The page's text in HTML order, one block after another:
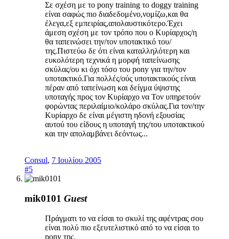
Σε σχέση με το pony training το doggy training
είναι σαφώς πιο διαδεδομένο,νομίζω,και θα
έλεγα,εξ εμπειρίας,απολαυστικότερο.Έχει
άμεση σχέση με τον τρόπο που ο Κυρίαρχος/η
θα ταπεινώσει την/τον υποτακτικό του/
της.Πιστεύω δε ότι είναι καταλληλότερη και
ευκολότερη τεχνικά η μορφή ταπείνωσης
σκύλας/ου κι όχι τόσο του pony για την/τον
υποτακτικό.Για πολλές/ούς υποτακτικούς είναι
πέραν από ταπείνωση και δείγμα ύψιστης
υποταγής προς τον Κυρίαρχο να Τον υπηρετούν
φορώντας περιλαίμιο/κολάρο σκύλας.Για τον/την
Κυρίαρχο δε είναι μέγιστη ηδονή εξουσίας
αυτού του είδους η υποταγή της/του υποτακτικού
και την απολαμβάνει δεόντως...
Consul, 7 Ιουλίου 2005
#5
mik0101 Guest
Πράγματι το να είσαι το σκυλί της αφέντρας σου
είναι πολύ πιο εξευτελιστικό από το να είσαι το
pony της.